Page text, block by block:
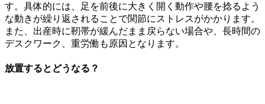
す。具体的には、足を前後に大きく開く動作や腰を捻るよう
な動きが繰り返されることで関節にストレスがかかります。
また、出産時に靭帯が緩んだまま戻らない場合や、長時間の
デスクワーク、重労働も原因となります。
放置するとどうなる？